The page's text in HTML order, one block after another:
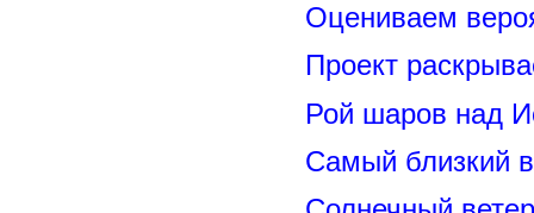
Оцениваем
Проект
Рой шаров над
Самый близкий